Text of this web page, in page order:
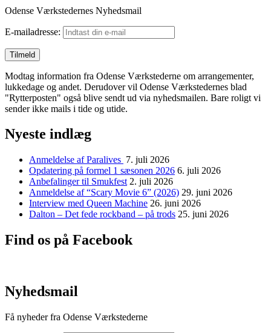
Odense Værkstedernes Nyhedsmail
E-mailadresse:
Modtag information fra Odense Værkstederne om arrangementer,
lukkedage og andet. Derudover vil Odense Værkstedernes blad
"Rytterposten" også blive sendt ud via nyhedsmailen. Bare roligt vi
sender ikke mails i tide og utide.
Nyeste indlæg
Anmeldelse af Paralives 7. juli 2026
Opdatering på formel 1 sæsonen 2026 6. juli 2026
Anbefalinger til Smukfest 2. juli 2026
Anmeldelse af “Scary Movie 6” (2026) 29. juni 2026
Interview med Queen Machine 26. juni 2026
Dalton – Det fede rockband – på trods 25. juni 2026
Find os på Facebook
Nyhedsmail
Få nyheder fra Odense Værkstederne